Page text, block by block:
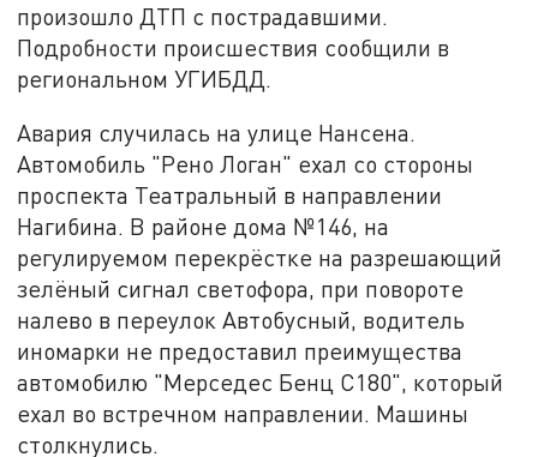
произошло ДТП с пострадавшими.
Подробности происшествия сообщили в
региональном УГИБДД.
Авария случилась на улице Нансена.
Автомобиль "Рено Логан" ехал со стороны
проспекта Театральный в направлении
Нагибина. В районе дома №146, на
регулируемом перекрёстке на разрешающий
зелёный сигнал светофора, при повороте
налево в переулок Автобусный, водитель
иномарки не предоставил преимущества
автомобилю "Мерседес Бенц С180", который
ехал во встречном направлении. Машины
столкнулись.